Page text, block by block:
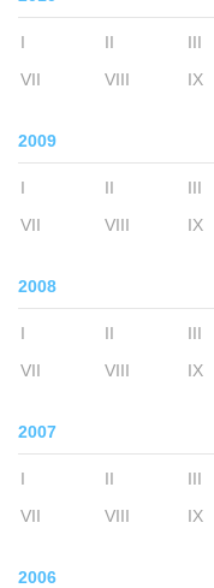
I II III
VII
VIII IX
2009
I II III
VII
VIII IX
2008
I II III
VII
VIII IX
2007
I II III
VII
VIII IX
2006